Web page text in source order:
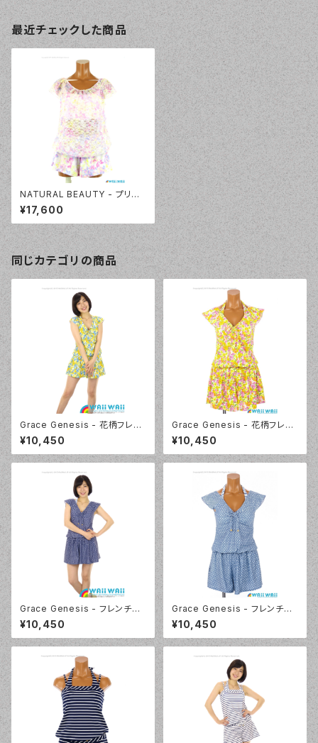
最近チェックした商品
NATURAL BEAUTY - プリン
トレーストップス 4点セット（331
010 - 30:ピンク）
¥17,600
同じカテゴリの商品
Grace Genesis - 花柄フレン
チスリーブ トリッキー4点セット
（5120 - 70:ブルー）
¥10,450
Grace Genesis - 花柄フレン
チスリーブ トリッキー4点セット
（5120 - 12:ピンク）
¥10,450
Grace Genesis - フレンチス
リーブ トリッキー4点セット（511
9 - 75:ネイビーブルー）
¥10,450
Grace Genesis - フレンチス
リーブ トリッキー4点セット（511
9 - 70:ブルー）
¥10,450